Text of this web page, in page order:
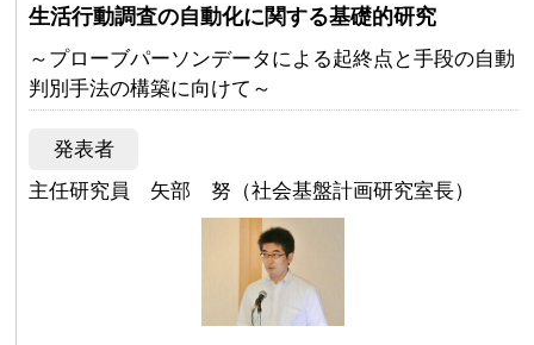
生活行動調査の自動化に関する基礎的研究
～プローブパーソンデータによる起終点と手段の自動
判別手法の構築に向けて～
発表者
主任研究員 矢部 努（社会基盤計画研究室長）